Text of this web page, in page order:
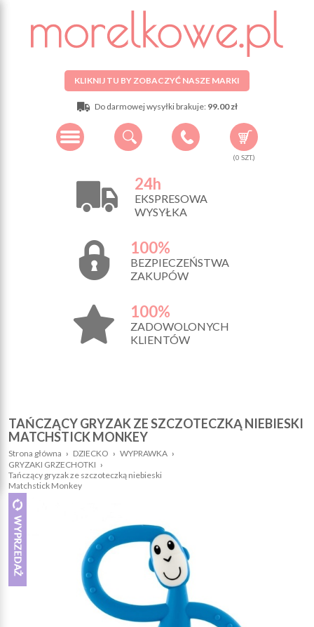
KLIKNIJ TU BY ZOBACZYĆ NASZE MARKI
Do darmowej wysyłki brakuje: 99.00 zł
(0 SZT.)
24h
EKSPRESOWA
WYSYŁKA
100%
BEZPIECZEŃSTWA
ZAKUPÓW
100%
ZADOWOLONYCH
KLIENTÓW
TAŃCZĄCY GRYZAK ZE SZCZOTECZKĄ NIEBIESKI
MATCHSTICK MONKEY
Strona główna › DZIECKO › WYPRAWKA ›
GRYZAKI GRZECHOTKI ›
Tańczący gryzak ze szczoteczką niebieski
Matchstick Monkey